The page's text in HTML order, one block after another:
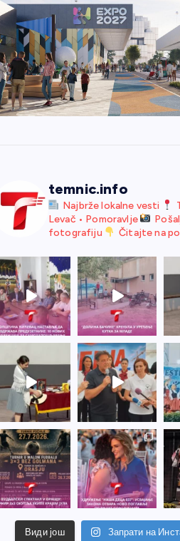
temnic.info
Najbrže lokalne vesti
Levač • Pomoravlje
fotografiju
Čitajte na
Види још Запрати на